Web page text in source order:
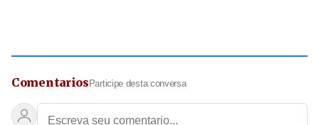
Comentarios Participe desta conversa